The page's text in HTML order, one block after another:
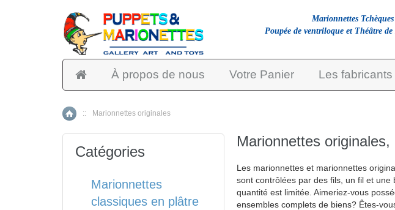
À propos de nous Votre Panier Les fabricants
Accueil
:: Marionnettes originales
Marionnettes originales,
Les marionnettes et marionnettes
sont contrôlées par des fils, un fil et
quantité est limitée. Aimeriez-vous
ensembles complets de biens? Êtes-
Catégories
Marionnettes
classiques en plâtre
Marionnettes Tchèques
Poupée de ventriloque et Théâtre